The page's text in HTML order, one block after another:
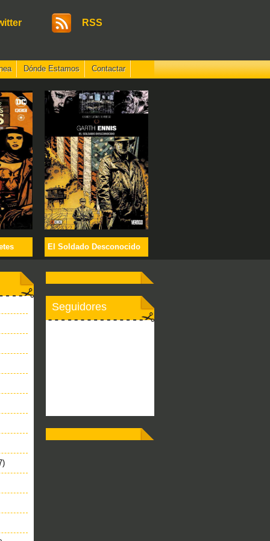
RSS
Dónde Estamos Contactar
El Soldado Desconocido
Seguidores